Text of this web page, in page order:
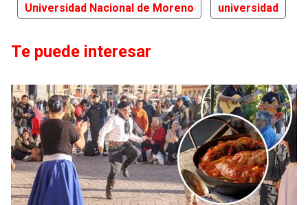
Universidad Nacional de Moreno universidad
Te puede interesar